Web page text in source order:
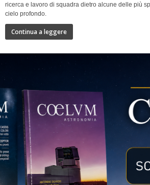
ricerca e lavoro di squadra dietro alcune delle più
cielo profondo.
Continua a leggere